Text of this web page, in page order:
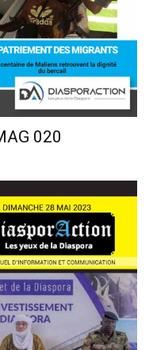
020